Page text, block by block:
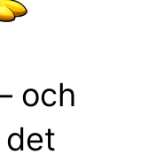
och